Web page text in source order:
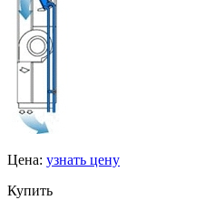
Цена: узнать цену
Купить